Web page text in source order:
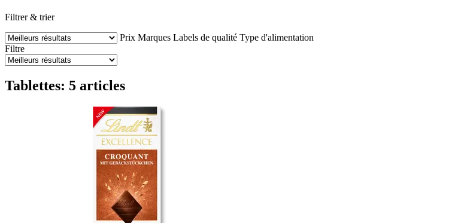
Filtrer & trier
Prix Marques Labels de qualité Type d'alimentation
Filtre
Tablettes: 5 articles